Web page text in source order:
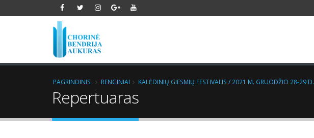
PAGRINDINIS RENGINIAI KALĖDINIŲ GIESMIŲ FESTIVALIS / 2021 M. GRUODŽIO 28-29 D.
Repertuaras